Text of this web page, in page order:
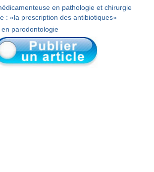
en pathologie et chirurgie
: «la prescription des antibiotiques»
parodontologie